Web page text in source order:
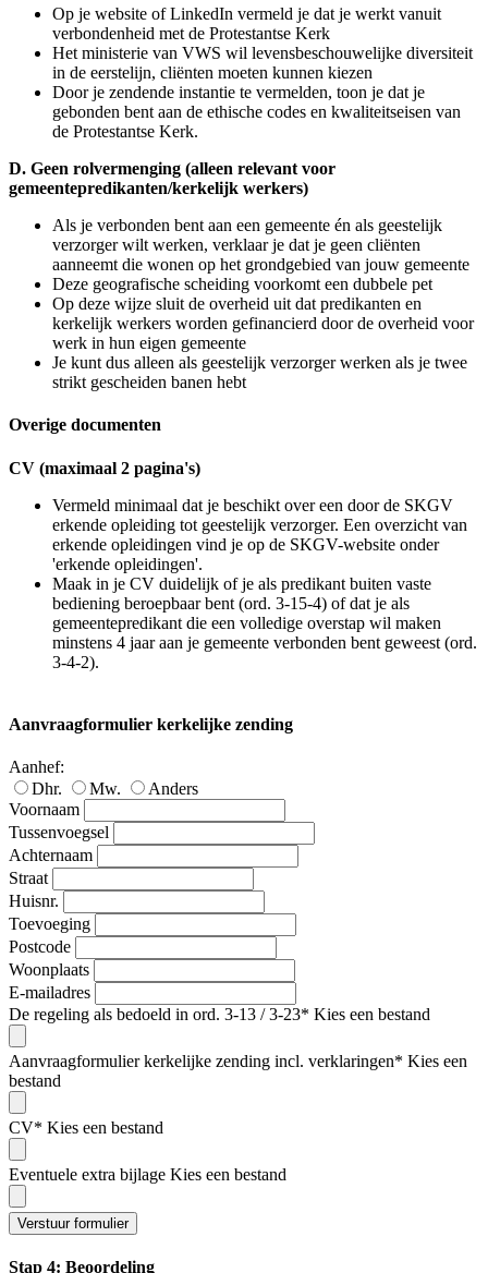
Op je website of LinkedIn vermeld je dat je werkt vanuit
verbondenheid met de Protestantse Kerk
Het ministerie van VWS wil levensbeschouwelijke diversiteit
in de eerstelijn, cliënten moeten kunnen kiezen
Door je zendende instantie te vermelden, toon je dat je
gebonden bent aan de ethische codes en kwaliteitseisen van
de Protestantse Kerk.
D. Geen rolvermenging (alleen relevant voor
gemeentepredikanten/kerkelijk werkers)
Als je verbonden bent aan een gemeente én als geestelijk
verzorger wilt werken, verklaar je dat je geen cliënten
aanneemt die wonen op het grondgebied van jouw gemeente
Deze geografische scheiding voorkomt een dubbele pet
Op deze wijze sluit de overheid uit dat predikanten en
kerkelijk werkers worden gefinancierd door de overheid voor
werk in hun eigen gemeente
Je kunt dus alleen als geestelijk verzorger werken als je twee
strikt gescheiden banen hebt
Overige documenten
CV (maximaal 2 pagina's)
Vermeld minimaal dat je beschikt over een door de SKGV
erkende opleiding tot geestelijk verzorger. Een overzicht van
erkende opleidingen vind je op de SKGV-website onder
'erkende opleidingen'.
Maak in je CV duidelijk of je als predikant buiten vaste
bediening beroepbaar bent (ord. 3-15-4) of dat je als
gemeentepredikant die een volledige overstap wil maken
minstens 4 jaar aan je gemeente verbonden bent geweest (ord.
3-4-2).
Aanvraagformulier kerkelijke zending
Aanhef:
Dhr.
Mw.
Anders
Voornaam
Tussenvoegsel
Achternaam
Straat
Huisnr.
Toevoeging
Postcode
Woonplaats
E-mailadres
De regeling als bedoeld in ord. 3-13 / 3-23* Kies een bestand
Aanvraagformulier kerkelijke zending incl. verklaringen* Kies een
bestand
CV* Kies een bestand
Eventuele extra bijlage Kies een bestand
Verstuur formulier
Stap 4: Beoordeling